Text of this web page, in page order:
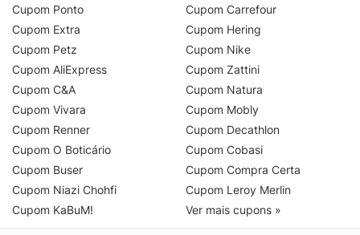
Cupom Ponto
Cupom Extra
Cupom Petz
Cupom AliExpress
Cupom C&A
Cupom Vivara
Cupom Renner
Cupom O Boticário
Cupom Buser
Cupom Niazi Chohfi
Cupom KaBuM!
Cupom Carrefour
Cupom Hering
Cupom Nike
Cupom Zattini
Cupom Natura
Cupom Mobly
Cupom Decathlon
Cupom Cobasi
Cupom Compra Certa
Cupom Leroy Merlin
Ver mais cupons »